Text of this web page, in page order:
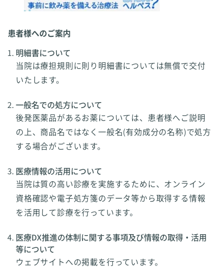
患者様へのご案内
明細書について
当院は療担規則に則り明細書については無償で交付
いたします。
一般名での処方について
後発医薬品があるお薬については、患者様へご説明
の上、商品名ではなく一般名(有効成分の名称)で処方
する場合がございます。
医療情報の活用について
当院は質の高い診療を実施するために、オンライン
資格確認や電子処方箋のデータ等から取得する情報
を活用して診療を行っています。
医療DX推進の体制に関する事項及び情報の取得・活用
等について
ウェブサイトへの掲載を行っています。